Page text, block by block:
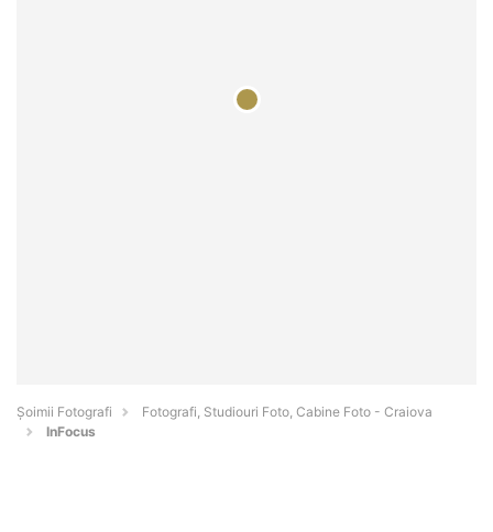
Șoimii Fotografi
Fotografi, Studiouri Foto, Cabine Foto - Craiova
InFocus